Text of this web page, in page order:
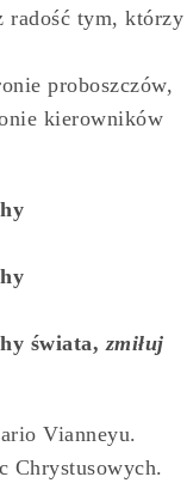
radość tym, którzy
proboszczów,
kierowników
świata,zmiłuj
Vianneyu.
Chrystusowych.